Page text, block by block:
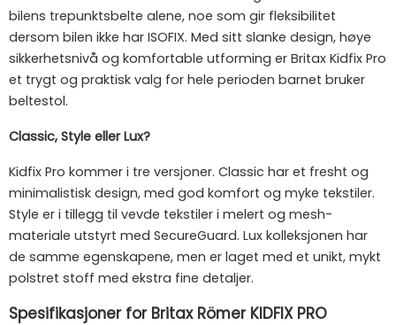
bilens trepunktsbelte alene, noe som gir fleksibilitet
dersom bilen ikke har ISOFIX. Med sitt slanke design, høye
sikkerhetsnivå og komfortable utforming er Britax Kidfix Pro
et trygt og praktisk valg for hele perioden barnet bruker
beltestol.
Classic, Style eller Lux?
Kidfix Pro kommer i tre versjoner. Classic har et fresht og
minimalistisk design, med god komfort og myke tekstiler.
Style er i tillegg til vevde tekstiler i melert og mesh-
materiale utstyrt med SecureGuard. Lux kolleksjonen har
de samme egenskapene, men er laget med et unikt, mykt
polstret stoff med ekstra fine detaljer.
Spesifikasjoner for Britax Römer KIDFIX PRO